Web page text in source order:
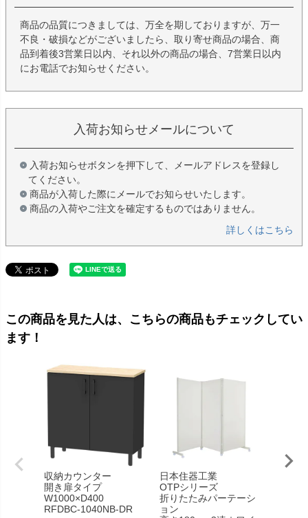
商品の品質につきましては、万全を期しておりますが、万一
不良・破損などがございましたら、取り寄せ商品の場合、商
品到着後3営業日以内、それ以外の商品の場合、7営業日以内
にお電話でお知らせください。
入荷お知らせメールについて
入荷お知らせボタンを押下して、メールアドレスを登録し
てください。
商品が入荷した際にメールでお知らせいたします。
商品の入荷やご注文を確定するものではありません。
詳しくはこちら
この商品を見た人は、こちらの商品もチェックしてい
ます！
収納カウンター
開き扉タイプ
W1000×D400
RFDBC-1040NB-DR
日本住器工業
OTPシリーズ
折りたたみパーテーシ
ョン